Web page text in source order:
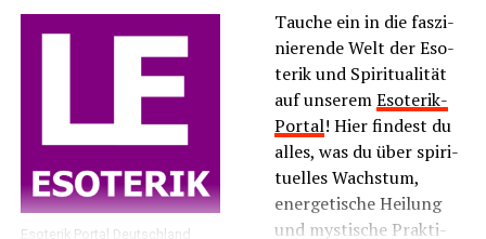
Eso­te­rik Por­tal Deutschland
Tau­che ein in die fas­zi­
nie­ren­de Welt der Eso­
te­rik und Spi­ri­tua­li­tät
auf unse­remEso­te­rik-
Por­tal! Hier fin­dest du
alles, was du über spi­ri­
tu­el­les Wachs­tum,
ener­ge­ti­sche Hei­lung
und mys­ti­sche Prak­ti­